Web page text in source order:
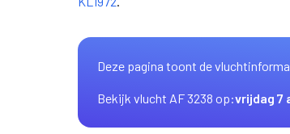
Deze pagina toont de
Bekijk vlucht AF 3238 op:vrijdag 7